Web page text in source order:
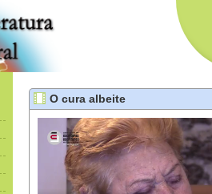
O cura albeite